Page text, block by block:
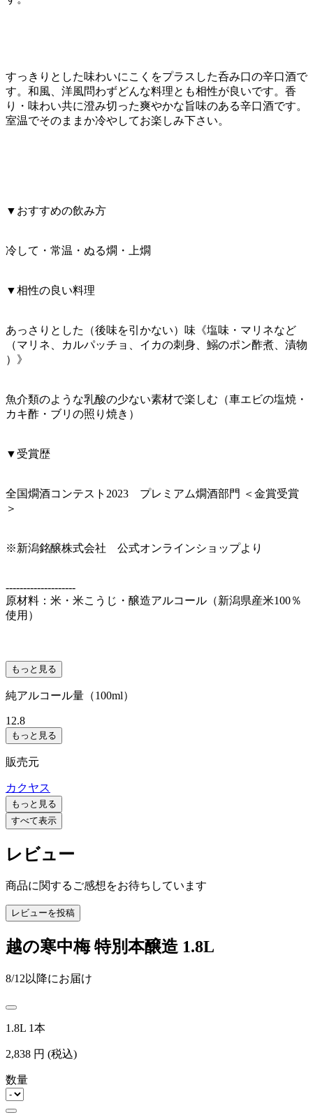
すっきりとした味わいにこくをプラスした呑み口の辛口酒で
す。和風、洋風問わずどんな料理とも相性が良いです。香
り・味わい共に澄み切った爽やかな旨味のある辛口酒です。
室温でそのままか冷やしてお楽しみ下さい。
▼おすすめの飲み方
冷して・常温・ぬる燗・上燗
▼相性の良い料理
あっさりとした（後味を引かない）味《塩味・マリネなど
（マリネ、カルパッチョ、イカの刺身、鰯のポン酢煮、漬物
）》
魚介類のような乳酸の少ない素材で楽しむ（車エビの塩焼・
カキ酢・ブリの照り焼き）
▼受賞歴
全国燗酒コンテスト2023 プレミアム燗酒部門 ＜金賞受賞
＞
※新潟銘醸株式会社 公式オンラインショップより
--------------------
原材料：米・米こうじ・醸造アルコール（新潟県産米100％
使用）
もっと見る
純アルコール量（100ml）
12.8
もっと見る
販売元
カクヤス
もっと見る
すべて表示
レビュー
商品に関するご感想をお待ちしています
レビューを投稿
越の寒中梅 特別本醸造 1.8L
8/12以降にお届け
1.8L 1本
2,838 円 (税込)
数量